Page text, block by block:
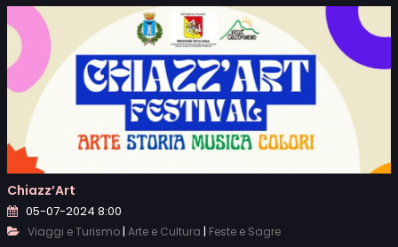
Chiazz’Art
05-07-2024 8:00
Viaggi e Turismo| Arte e Cultura | Feste e Sagre